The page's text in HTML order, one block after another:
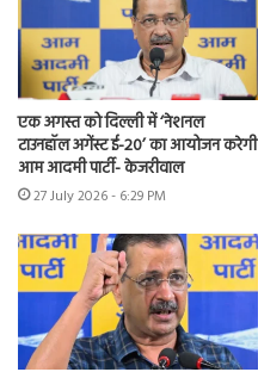
एक अगस्त को दिल्ली में ‘नेशनल
टाउनहॉल अगेंस्ट ई-20’ का आयोजन करेगी
आम आदमी पार्टी- केजरीवाल
27 July 2026 - 6:29 PM